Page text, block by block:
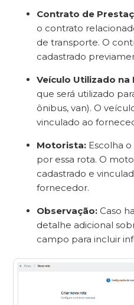
Contrato de
o contrato
de transporte. O
cadastrado
Veículo Utilizado na
que será utilizado
ônibus, van). O
vinculado ao
Motorista: Escolha
por essa rota. O
cadastrado e
fornecedor.
Observação: Caso
detalhe adicional
campo para incluir